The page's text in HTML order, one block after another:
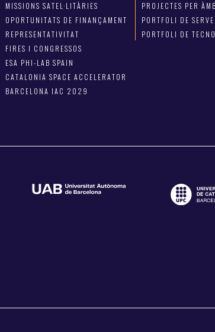
MISSIONS SATEL·LITÀRIES
OPORTUNITATS DE FINANÇAMENT
REPRESENTATIVITAT
FIRES I CONGRESSOS
ESA PHI-LAB SPAIN
CATALONIA SPACE ACCELERATOR
BARCELONA IAC 2029
PROJECTES PER
PORTFOLI DE
PORTFOLI DE